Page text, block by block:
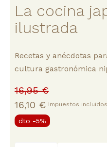
La cocina
ilustrada
Recetas y anécdotas
cultura gastronómica
16,95 €
16,10 € Impuestos incluidos
dto -5%